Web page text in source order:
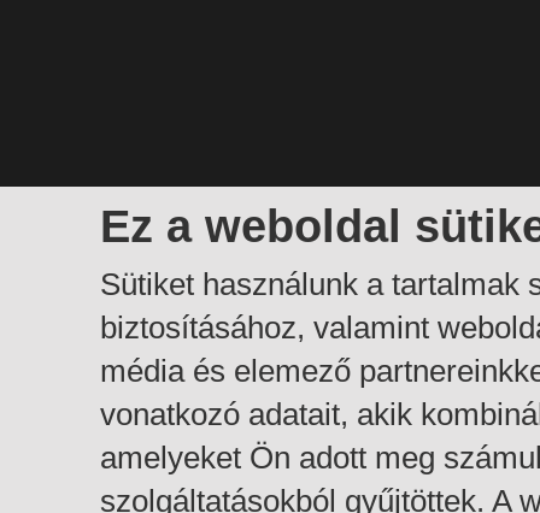
Ez a weboldal
Sütiket használunk a tartalmak
biztosításához, valamint
média és elemező
vonatkozó adatait, akik
amelyeket Ön adott meg
szolgáltatásokból gyűjtöttek. A